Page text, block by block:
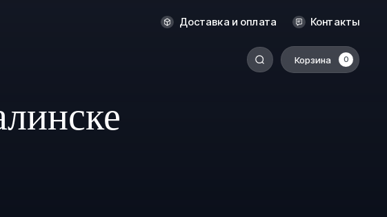
Доставка и оплата Контакты
Корзина 0
Оренбург
Ростов-на-Дону